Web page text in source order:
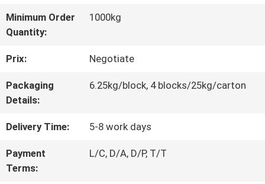
DE
L'USINE
CONTRÔLE
QUALITÉ
CONTACTEZ-
NOUS
Minimum Order
Quantity:
1000kg
Prix: Negotiate
Packaging
Details:
6.25kg/block, 4 blocks/25kg/carton
Delivery Time: 5-8 work days
Payment
Terms:
L/C, D/A, D/P, T/T